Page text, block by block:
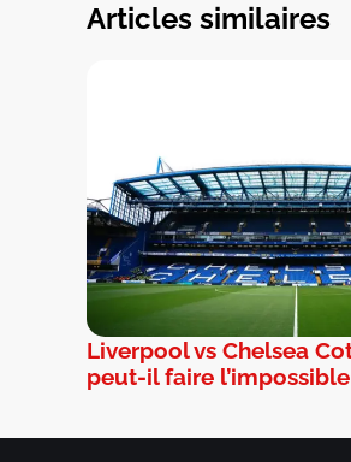
Articles similaires
Liverpool vs Chelsea
peut-il faire